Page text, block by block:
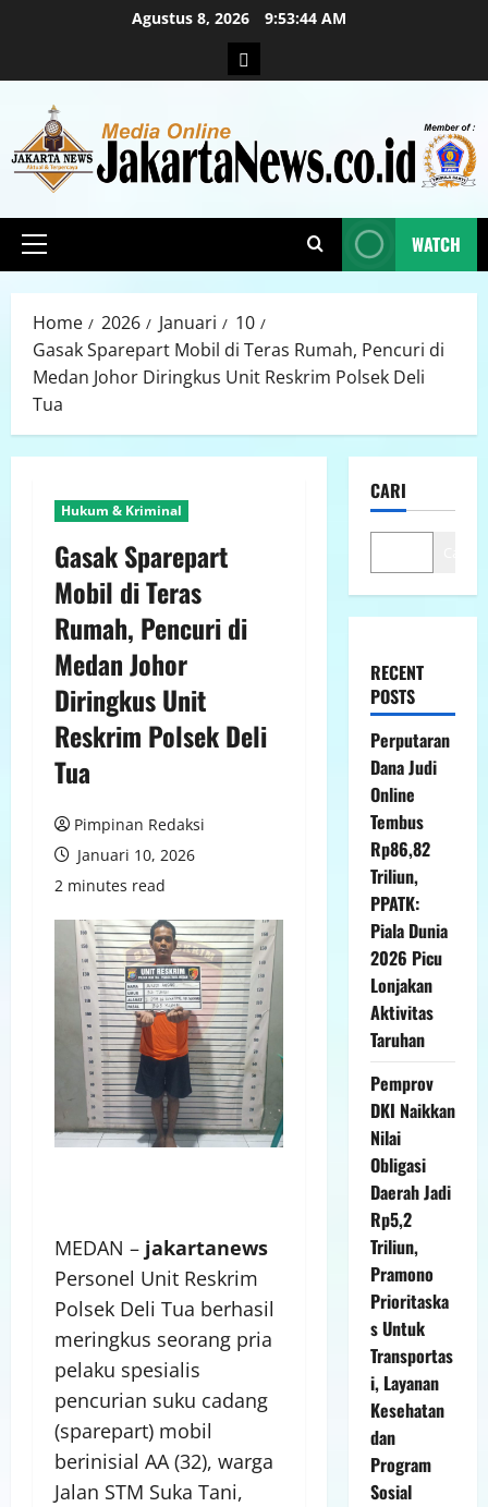
Agustus 8, 2026 9:53:45 AM
WATCH
Home 2026 Januari
10
Gasak Sparepart Mobil di Teras Rumah, Pencuri di
Medan Johor Diringkus Unit Reskrim Polsek Deli
Tua
Hukum & Kriminal
Gasak Sparepart
Mobil di Teras
Rumah, Pencuri di
Medan Johor
Diringkus Unit
Reskrim Polsek Deli
Tua
Pimpinan Redaksi
Januari 10, 2026
2 minutes read
MEDAN – jakartanews
Personel Unit Reskrim
Polsek Deli Tua berhasil
meringkus seorang pria
pelaku spesialis
pencurian suku cadang
(sparepart) mobil
berinisial AA (32), warga
Jalan STM Suka Tani,
CARI
RECENT
POSTS
Perputaran
Dana Judi
Online
Tembus
Rp86,82
Triliun,
PPATK:
Piala Dunia
2026 Picu
Lonjakan
Aktivitas
Taruhan
Pemprov
DKI Naikkan
Nilai
Obligasi
Daerah Jadi
Rp5,2
Triliun,
Pramono
Prioritaska
s Untuk
Transportas
i, Layanan
Kesehatan
dan
Program
Sosial